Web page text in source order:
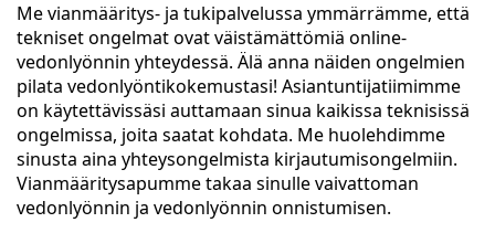
Me vianmääritys- ja tukipalvelussa ymmärrämme, että
tekniset ongelmat ovat väistämättömiä online-
vedonlyönnin yhteydessä. Älä anna näiden ongelmien
pilata vedonlyöntikokemustasi! Asiantuntijatiimimme
on käytettävissäsi auttamaan sinua kaikissa teknisissä
ongelmissa, joita saatat kohdata. Me huolehdimme
sinusta aina yhteysongelmista kirjautumisongelmiin.
Vianmääritysapumme takaa sinulle vaivattoman
vedonlyönnin ja vedonlyönnin onnistumisen.